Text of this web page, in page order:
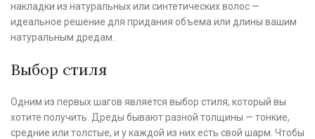
накладки из натуральных или синтетических волос —
идеальное решение для придания объема или длины вашим
натуральным дредам.
Выбор стиля
Одним из первых шагов является выбор стиля, который вы
хотите получить. Дреды бывают разной толщины — тонкие,
средние или толстые, и у каждой из них есть свой шарм. Чтобы